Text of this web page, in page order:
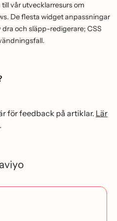
vår utvecklarresurs om
De flesta widget anpassningar
och släpp-redigerare; CSS
för feedback på artiklar. Lär
.